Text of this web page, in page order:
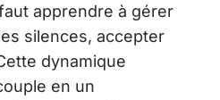
apprendre à gérer
silences, accepter
dynamique
en un